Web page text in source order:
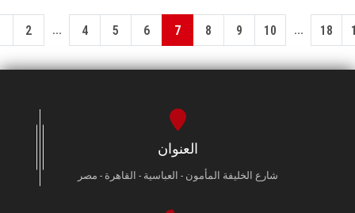
2 ... 4 5 6 7 8 9 10 ... 18
العنوان
شارع الخليفة المأمون - العباسية - القاهرة - مصر